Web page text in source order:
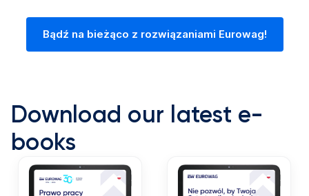
Bądź na bieżąco z rozwiązaniami Eurowag!
Download our latest e-
books